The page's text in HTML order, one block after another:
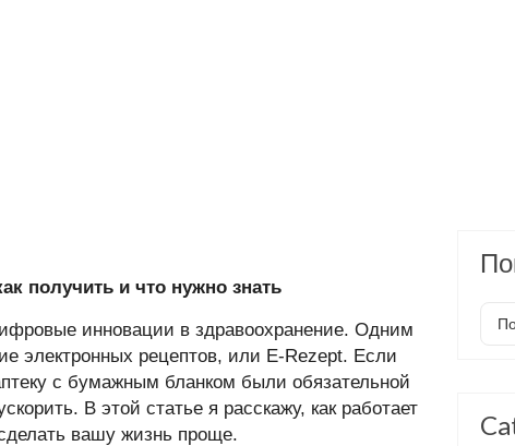
получить и что нужно знать
инновации в здравоохранение. Одним
электронных рецептов, или E-Rezept. Если
с бумажным бланком были обязательной
В этой статье я расскажу, как работает
вашу жизнь проще.